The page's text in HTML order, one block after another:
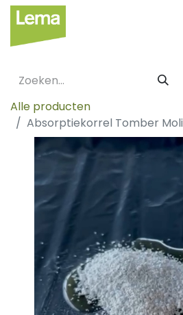
Alle producten
Absorptiekorrel Tomber